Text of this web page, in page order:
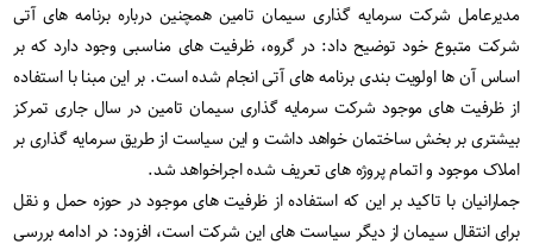
مدیرعامل شرکت سرمایه گذاری سیمان تامین همچنین درباره برنامه های آتی
شرکت متبوع خود توضیح داد: در گروه، ظرفیت های مناسبی وجود دارد که بر
اساس آن ها اولویت بندی برنامه های آتی انجام شده است. بر این مبنا با استفاده
از ظرفیت های موجود شرکت سرمایه گذاری سیمان تامین در سال جاری تمرکز
بیشتری بر بخش ساختمان خواهد داشت و این سیاست از طریق سرمایه گذاری بر
املاک موجود و اتمام پروژه های تعریف شده اجراخواهد شد.
جمارانیان با تاکید بر این که استفاده از ظرفیت های موجود در حوزه حمل و نقل
برای انتقال سیمان از دیگر سیاست های این شرکت است، افزود: در ادامه بررسی